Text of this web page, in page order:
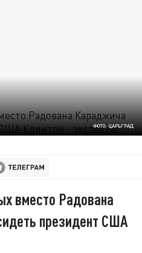
ФОТО: ЦАРЬГРАД
вместо Радована
президент США